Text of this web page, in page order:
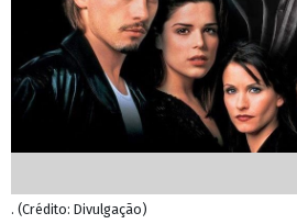
. (Crédito: Divulgação)